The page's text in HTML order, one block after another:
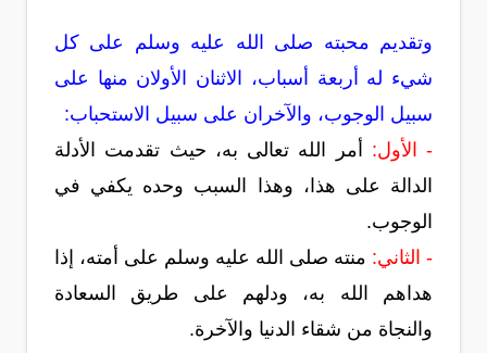
وتقديم محبته صلى الله عليه وسلم على كل
شيء له أربعة أسباب، الاثنان الأولان منها على
سبيل الوجوب، والآخران على سبيل الاستحباب:
- الأول: أمر الله تعالى به، حيث تقدمت الأدلة
الدالة على هذا، وهذا السبب وحده يكفي في
الوجوب.
- الثاني: منته صلى الله عليه وسلم على أمته، إذا
هداهم الله به، ودلهم على طريق السعادة
والنجاة من شقاء الدنيا والآخرة.